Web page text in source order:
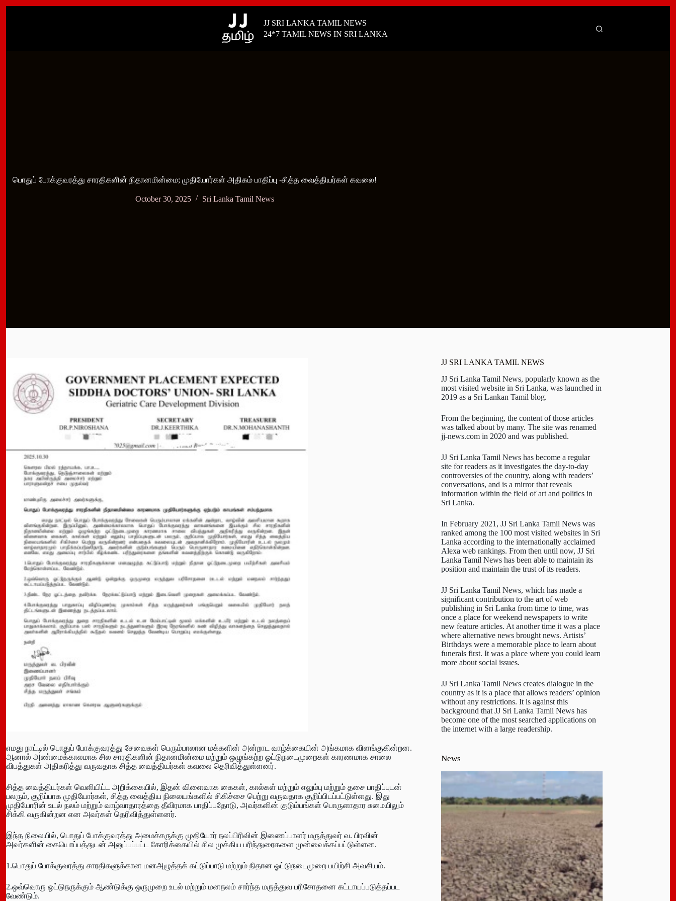
JJ SRI LANKA TAMIL NEWS
24*7 TAMIL NEWS IN SRI LANKA
பொதுப் போக்குவரத்து சாரதிகளின் நிதானமின்மை; முதியோர்கள் அதிகம் பாதிப்பு -சித்த வைத்தியர்கள் கவலை!
October 30, 2025 Sri Lanka Tamil News
எமது நாட்டில் பொதுப் போக்குவரத்து சேவைகள் பெரும்பாலான மக்களின் அன்றாட வாழ்க்கையின் அங்கமாக விளங்குகின்றன.
ஆனால் அண்மைக்காலமாக சில சாரதிகளின் நிதானமின்மை மற்றும் ஒழுங்கற்ற ஓட்டுநடைமுறைகள் காரணமாக சாலை
விபத்துகள் அதிகரித்து வருவதாக சித்த வைத்தியர்கள் கவலை தெரிவித்துள்ளனர்.
சித்த வைத்தியர்கள் வெளியிட்ட அறிக்கையில், இதன் விளைவாக கைகள், கால்கள் மற்றும் எலும்பு மற்றும் தசை பாதிப்புடன்
பலரும், குறிப்பாக முதியோர்கள், சித்த வைத்திய நிலையங்களில் சிகிச்சை பெற்று வருவதாக குறிப்பிடப்பட்டுள்ளது. இது
முதியோரின் உடல் நலம் மற்றும் வாழ்வாதாரத்தை தீவிரமாக பாதிப்பதோடு, அவர்களின் குடும்பங்கள் பொருளாதார சுமையிலும்
சிக்கி வருகின்றன என அவர்கள் தெரிவித்துள்ளனர்.
இந்த நிலையில், பொதுப் போக்குவரத்து அமைச்சருக்கு முதியோர் நலப்பிரிவின் இணைப்பாளர் மருத்துவர் வ. பிரவின்
அவர்களின் கையொப்பத்துடன் அனுப்பப்பட்ட கோரிக்கையில் சில முக்கிய பரிந்துரைகளை முன்வைக்கப்பட்டுள்ளன.
1.பொதுப் போக்குவரத்து சாரதிகளுக்கான மனஅழுத்தக் கட்டுப்பாடு மற்றும் நிதான ஓட்டுநடைமுறை பயிற்சி அவசியம்.
2.ஒவ்வொரு ஓட்டுநருக்கும் ஆண்டுக்கு ஒருமுறை உடல் மற்றும் மனநலம் சார்ந்த மருத்துவ பரிசோதனை கட்டாயப்படுத்தப்பட
வேண்டும்.
JJ SRI LANKA TAMIL NEWS
JJ Sri Lanka Tamil News, popularly known as the
most visited website in Sri Lanka, was launched in
2019 as a Sri Lankan Tamil blog.
From the beginning, the content of those articles
was talked about by many. The site was renamed
jj-news.com in 2020 and was published.
JJ Sri Lanka Tamil News has become a regular
site for readers as it investigates the day-to-day
controversies of the country, along with readers’
conversations, and is a mirror that reveals
information within the field of art and politics in
Sri Lanka.
In February 2021, JJ Sri Lanka Tamil News was
ranked among the 100 most visited websites in Sri
Lanka according to the internationally acclaimed
Alexa web rankings. From then until now, JJ Sri
Lanka Tamil News has been able to maintain its
position and maintain the trust of its readers.
JJ Sri Lanka Tamil News, which has made a
significant contribution to the art of web
publishing in Sri Lanka from time to time, was
once a place for weekend newspapers to write
new feature articles. At another time it was a place
where alternative news brought news. Artists’
Birthdays were a memorable place to learn about
funerals first. It was a place where you could learn
more about social issues.
JJ Sri Lanka Tamil News creates dialogue in the
country as it is a place that allows readers’ opinion
without any restrictions. It is against this
background that JJ Sri Lanka Tamil News has
become one of the most searched applications on
the internet with a large readership.
News